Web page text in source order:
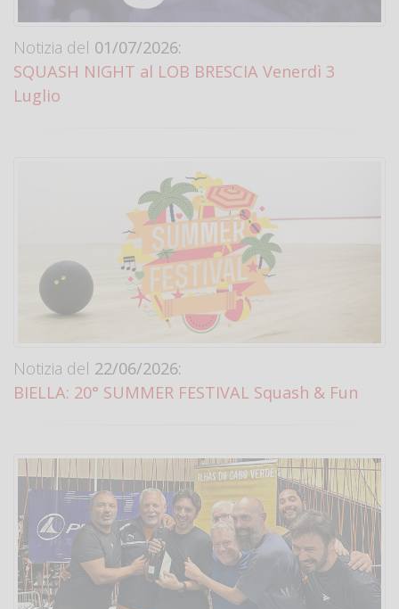
Notizia del 01/07/2026:
SQUASH NIGHT al LOB BRESCIA Venerdì 3
Luglio
Notizia del 22/06/2026:
BIELLA: 20° SUMMER FESTIVAL Squash & Fun